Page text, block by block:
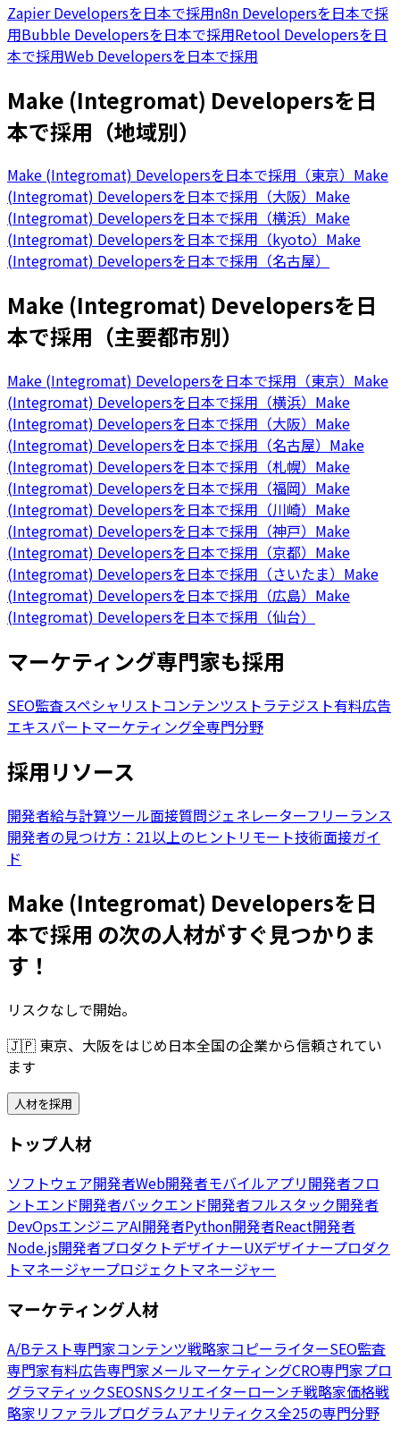
Zapier Developersを日本で採用n8n Developersを日本で採
用Bubble Developersを日本で採用Retool Developersを日
本で採用Web Developersを日本で採用
Make (Integromat) Developersを日
本で採用（地域別）
Make (Integromat) Developersを日本で採用（東京） Make
(Integromat) Developersを日本で採用（大阪） Make
(Integromat) Developersを日本で採用（横浜） Make
(Integromat) Developersを日本で採用（kyoto） Make
(Integromat) Developersを日本で採用（名古屋）
Make (Integromat) Developersを日
本で採用（主要都市別）
Make (Integromat) Developersを日本で採用（東京） Make
(Integromat) Developersを日本で採用（横浜） Make
(Integromat) Developersを日本で採用（大阪） Make
(Integromat) Developersを日本で採用（名古屋） Make
(Integromat) Developersを日本で採用（札幌） Make
(Integromat) Developersを日本で採用（福岡） Make
(Integromat) Developersを日本で採用（川崎） Make
(Integromat) Developersを日本で採用（神戸） Make
(Integromat) Developersを日本で採用（京都） Make
(Integromat) Developersを日本で採用（さいたま） Make
(Integromat) Developersを日本で採用（広島） Make
(Integromat) Developersを日本で採用（仙台）
マーケティング専門家も採用
SEO監査スペシャリストコンテンツストラテジスト有料広告
エキスパートマーケティング全専門分野
採用リソース
開発者給与計算ツール面接質問ジェネレーターフリーランス
開発者の見つけ方：21以上のヒント リモート技術面接ガイ
ド
Make (Integromat) Developersを日
本で採用 の次の人材がすぐ見つかりま
す！
リスクなしで開始。
🇯🇵 東京、大阪をはじめ日本全国の企業から信頼されてい
ます
人材を採用
トップ人材
ソフトウェア開発者Web開発者モバイルアプリ開発者フロ
ントエンド開発者バックエンド開発者フルスタック開発者
DevOpsエンジニアAI開発者Python開発者React開発者
Node.js開発者プロダクトデザイナーUXデザイナープロダク
トマネージャープロジェクトマネージャー
マーケティング人材
A/Bテスト専門家コンテンツ戦略家コピーライターSEO監査
専門家有料広告専門家メールマーケティングCRO専門家プロ
グラマティックSEOSNSクリエイターローンチ戦略家価格戦
略家リファラルプログラムアナリティクス全25の専門分野